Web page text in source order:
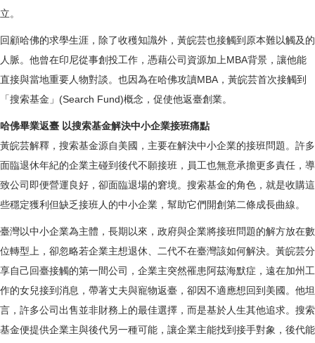
立。
回顧哈佛的求學生涯，除了收穫知識外，黃皖芸也接觸到原本難以觸及的
人脈。他曾在印尼從事創投工作，憑藉公司資源加上MBA背景，讓他能
直接與當地重要人物對談。也因為在哈佛攻讀MBA，黃皖芸首次接觸到
「搜索基金」(Search Fund)概念，促使他返臺創業。
哈佛畢業返臺 以搜索基金解決中小企業接班痛點
黃皖芸解釋，搜索基金源自美國，主要在解決中小企業的接班問題。許多
面臨退休年紀的企業主碰到後代不願接班，員工也無意承擔更多責任，導
致公司即便營運良好，卻面臨退場的窘境。搜索基金的角色，就是收購這
些穩定獲利但缺乏接班人的中小企業，幫助它們開創第二條成長曲線。
臺灣以中小企業為主體，長期以來，政府與企業將接班問題的解方放在數
位轉型上，卻忽略若企業主想退休、二代不在臺灣該如何解決。黃皖芸分
享自己回臺接觸的第一間公司，企業主突然罹患阿茲海默症，遠在加州工
作的女兒接到消息，帶著丈夫與寵物返臺，卻因不適應想回到美國。他坦
言，許多公司出售並非財務上的最佳選擇，而是基於人生其他追求。搜索
基金便提供企業主與後代另一種可能，讓企業主能找到接手對象，後代能